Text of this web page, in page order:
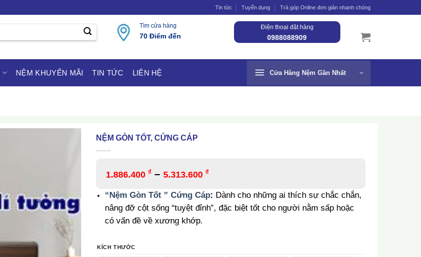
Tin tức Tuyển dụng Trả góp Online đơn giản nhanh chóng
Tìm cửa hàng
70 Điểm đến
Điện thoại đặt hàng
0988088909
NỆM KHUYẾN MÃI TIN TỨC LIÊN HỆ Cửa Hàng Nệm Gần Nhất
NỆM GÒN TỐT, CỨNG CÁP
1.886.400 ₫ – 5.313.600 ₫
“Nệm Gòn Tốt ” Cứng Cáp: Dành cho những ai thích sự chắc chắn,
nâng đỡ cột sống “tuyệt đỉnh”, đặc biệt tốt cho người nằm sấp hoặc
có vấn đề về xương khớp.
KÍCH THƯỚC